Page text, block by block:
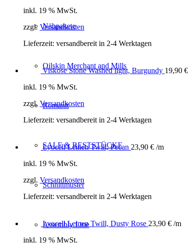
Nähpakete
Oilskin Merchant and Mills
Romanit
SALE & RESTSTÜCKE
Schnittmuster
Assembly Line
inkl. 19 % MwSt.
zzgl. Versandkosten
Lieferzeit: versandbereit in 2-4 Werktagen
Viskose Stone Washed light, Burgundy 19,90 €
inkl. 19 % MwSt.
zzgl. Versandkosten
Lieferzeit: versandbereit in 2-4 Werktagen
Lyocell Leinen Twill, Pecan 23,90 € /m
inkl. 19 % MwSt.
zzgl. Versandkosten
Lieferzeit: versandbereit in 2-4 Werktagen
Lyocell Leinen Twill, Dusty Rose 23,90 € /m
inkl. 19 % MwSt.